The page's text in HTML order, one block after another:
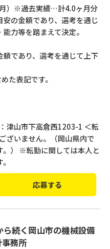
）※過去実績…計4.0ヶ月分
の金額であり、選考を通じ
力等を踏まえて決定。
であり、選考を通じて上下
た表記です。
津山市下高倉西1203-1 ＜転
ざいません。（岡山県内で
。） ※転勤に関しては本人と
応募する
ら続く岡山市の機械設備
務所